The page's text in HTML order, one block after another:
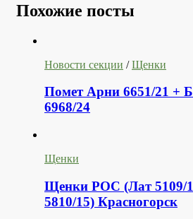
Похожие посты
Новости секции /Щенки
Помет Арни 6651/21 +
6968/24
Щенки
Щенки РОС (Лат 5109/
5810/15) Красногорск